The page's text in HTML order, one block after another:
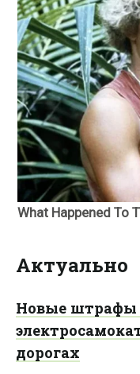
Актуально
Новые штрафы
дорогах